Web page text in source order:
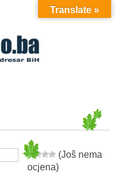
MENU
(Još nema
ocjena)
Translate »